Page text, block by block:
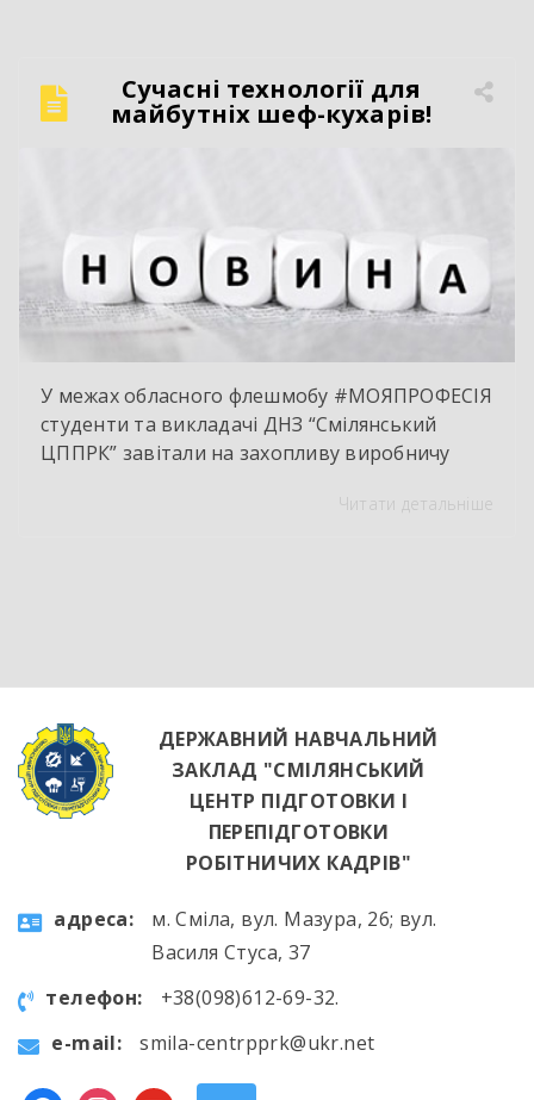
«просто крутити гайки». Це інтелектуальна
праця, комп’ютерна діагностика, знання
Сучасні технології для
майбутніх шеф-кухарів!
У межах обласного флешмобу #МОЯПРОФЕСІЯ
студенти та викладачі ДНЗ “Смілянський
ЦППРК” завітали на захопливу виробничу
НВК “Лідер”. Світлі кахлі, інноваційне
висококваліфікованих майбутніх фахівцях. […]
Читати детальніше
ДЕРЖАВНИЙ НАВЧАЛЬНИЙ
ЗАКЛАД "СМІЛЯНСЬКИЙ
ЦЕНТР ПІДГОТОВКИ І
ПЕРЕПІДГОТОВКИ
РОБІТНИЧИХ КАДРІВ"
aдресa:
м. Сміла, вул. Мазура, 26; вул.
Василя Стуса, 37
телефон:
+38(098)612-69-32.
e-mail:
smila-centrpprk@ukr.net